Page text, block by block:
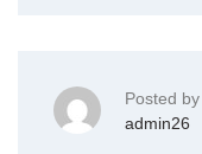
Posted by
admin26